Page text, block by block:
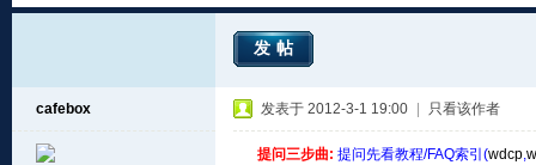
发帖
cafebox 发表于 2012-3-1 19:00 只看该作者
提问三步曲: 提问先看教程/FAQ索引(wdcp,